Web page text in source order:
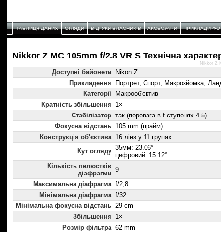
ТАБЛИЦЯ ДАНИХ ОГЛЯДИ ВІДГУКИ ВЛАСНИКІВ АКСЕСУАРИ ПРИКЛАДИ
Nikkor Z MC 105mm f/2.8 VR S Технічнa
Доступні байонети
Nikon Z
Прикладення
Портрет, Спорт, Макрозйомка,
Категорії
Макрооб'єктив
Кратність збільшення
1×
Стабілізатор так (перевага в f-ступенях 4.5)
Фокусна відстань 105 mm (прайм)
Конструкція об'єктива 16 лінз у 11 групах
Кут огляду 35мм: 23.06°
цифровий: 15.12°
Кількість пелюстків
діафрагми
9
Максимальна діафрагма f/2,8
Мінімальна діафрагма f/32
Мінімальна фокусна відстань 29 cm
Збільшення
1×
Розмір фільтра 62 mm
Nikkor Z